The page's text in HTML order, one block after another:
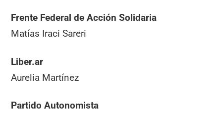
Frente Federal de Acción Solidaria
Matías Iraci Sareri
Liber.ar
Aurelia Martínez
Partido Autonomista